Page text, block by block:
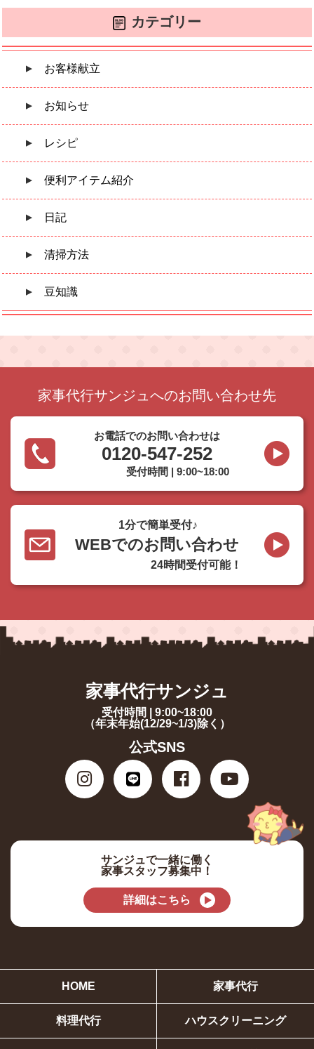
カテゴリー
お客様献立
お知らせ
レシピ
便利アイテム紹介
日記
清掃方法
豆知識
家事代行サンジュへのお問い合わせ先
お電話でのお問い合わせは
0120-547-252
受付時間 | 9:00~18:00
1分で簡単受付♪
WEBでのお問い合わせ
24時間受付可能！
家事代行サンジュ
受付時間 | 9:00~18:00
（年末年始(12/29~1/3)除く）
公式SNS
サンジュで一緒に働く
家事スタッフ募集中！
詳細はこちら
HOME 家事代行
料理代行 ハウスクリーニング